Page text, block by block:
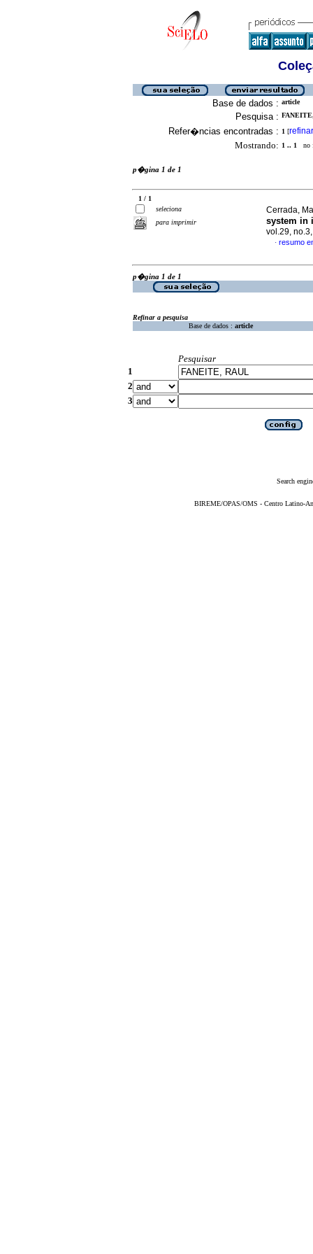
Base de dados : article
Pesquisa :
Refer�ncias encontradas : 1 [refinar
Mostrando: 1 .. 1 no
p�gina 1 de 1
1 / 1
seleciona
para imprimir
Cerrada,
system in
vol.29,
· resumo
p�gina 1 de 1
Refinar a pesquisa
Base de dados : article
Pesquisar
1
2
3
Search
BIREME/OPAS/OMS - Centro Latino-